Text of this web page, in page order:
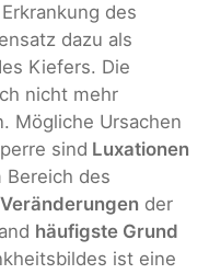
des
dazu als
Kiefers. Die
nicht mehr
Mögliche Ursachen
sind Luxationen
Bereich des
der
häufigste Grund
ist eine